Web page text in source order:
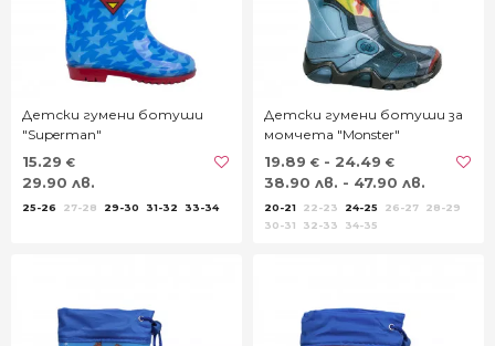
Детски гумени ботуши
"Superman"
15.29 €
29.90 лв.
25-26 27-28 29-30 31-32 33-34
Детски гумени ботуши за
момчета "Monster"
19.89 € - 24.49 €
38.90 лв. - 47.90 лв.
20-21 22-23 24-25 26-27
28-29
30-31
32-33 34-35